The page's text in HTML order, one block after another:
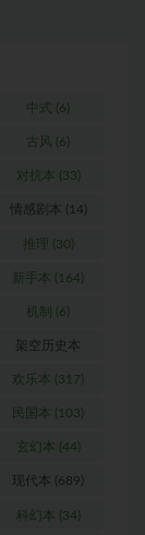
中式 (6)
古风 (6)
对抗本 (33)
情感剧本 (14)
推理 (30)
新手本 (164)
机制 (6)
架空历史本
(102)
欢乐本 (317)
民国本 (103)
玄幻本 (44)
现代本 (689)
科幻本 (34)